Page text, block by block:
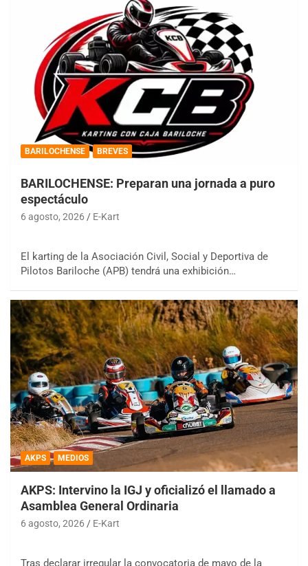
BARILOCHENSE BREVES
BARILOCHENSE: Preparan una jornada a puro
espectáculo
6 agosto, 2026 E-Kart
El karting de la Asociación Civil, Social y Deportiva de
Pilotos Bariloche (APB) tendrá una exhibición…
AKPS MEDIOS
AKPS: Intervino la IGJ y oficializó el llamado a
Asamblea General Ordinaria
6 agosto, 2026 E-Kart
Tras declarar irregular la convocatoria de mayo de la